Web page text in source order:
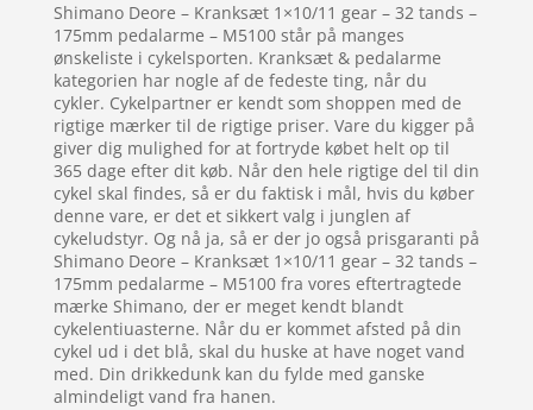
Shimano Deore – Kranksæt 1×10/11 gear – 32 tands –
175mm pedalarme – M5100 står på manges
ønskeliste i cykelsporten. Kranksæt & pedalarme
kategorien har nogle af de fedeste ting, når du
cykler. Cykelpartner er kendt som shoppen med de
rigtige mærker til de rigtige priser. Vare du kigger på
giver dig mulighed for at fortryde købet helt op til
365 dage efter dit køb. Når den hele rigtige del til din
cykel skal findes, så er du faktisk i mål, hvis du køber
denne vare, er det et sikkert valg i junglen af
cykeludstyr. Og nå ja, så er der jo også prisgaranti på
Shimano Deore – Kranksæt 1×10/11 gear – 32 tands –
175mm pedalarme – M5100 fra vores eftertragtede
mærke Shimano, der er meget kendt blandt
cykelentiuasterne. Når du er kommet afsted på din
cykel ud i det blå, skal du huske at have noget vand
med. Din drikkedunk kan du fylde med ganske
almindeligt vand fra hanen.